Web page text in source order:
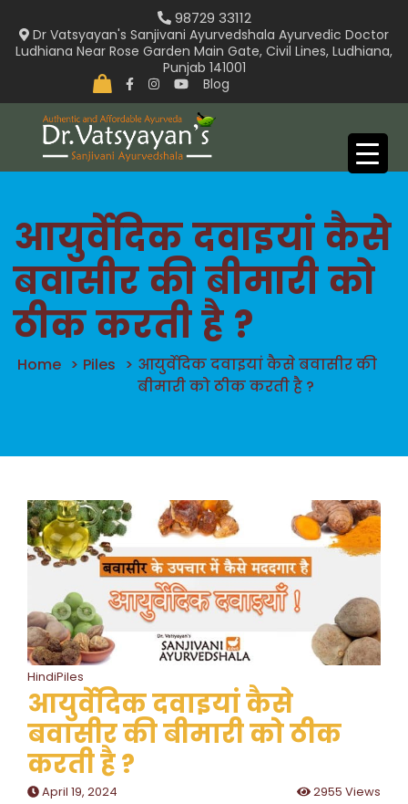
content
98729 33112
Dr Vatsyayan's Sanjivani Ayurvedshala Ayurvedic Doctor
Ludhiana Near Rose Garden Main Gate, Civil Lines, Ludhiana,
Punjab 141001
Blog
आयुर्वेदिक दवाइयां कैसे
बवासीर की बीमारी को
ठीक करती है ?
Home > Piles > आयुर्वेदिक दवाइयां कैसे बवासीर की
बीमारी को ठीक करती है ?
HindiPiles
आयुर्वेदिक दवाइयां कैसे
बवासीर की बीमारी को ठीक
करती है ?
April 19, 2024 2955 Views